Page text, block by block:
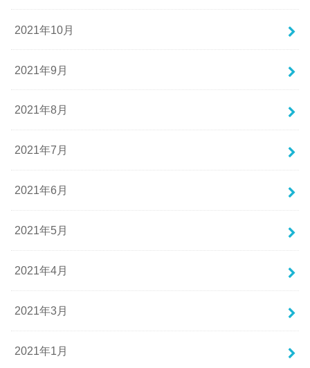
2021年10月
2021年9月
2021年8月
2021年7月
2021年6月
2021年5月
2021年4月
2021年3月
2021年1月